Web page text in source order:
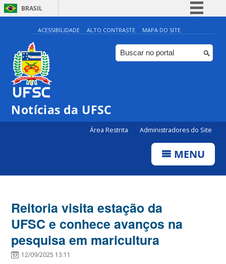
BRASIL
Simplifique!
Comunica BR
Participe
ACESSIBILIDADE ALTO CONTRASTE MAPA DO SITE
Notícias da UFSC
Área Restrita Administradores do Site
MENU
Reitoria visita estação da
UFSC e conhece avanços na
pesquisa em maricultura
12/09/2025 13:11